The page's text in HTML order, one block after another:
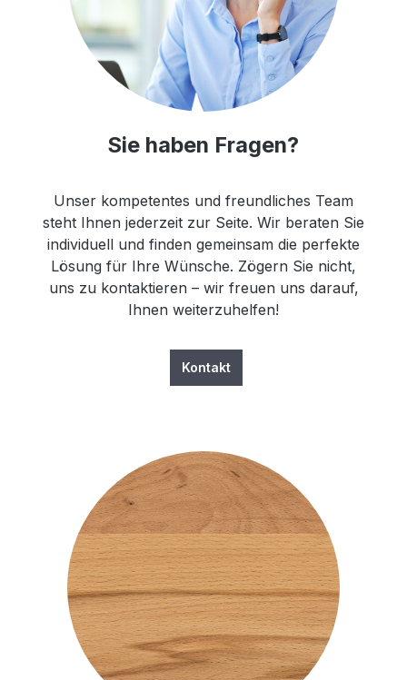
Sie haben Fragen?
Unser kompetentes und freundliches Team
steht Ihnen jederzeit zur Seite. Wir beraten Sie
individuell und finden gemeinsam die perfekte
Lösung für Ihre Wünsche. Zögern Sie nicht,
uns zu kontaktieren – wir freuen uns darauf,
Ihnen weiterzuhelfen!
Kontakt